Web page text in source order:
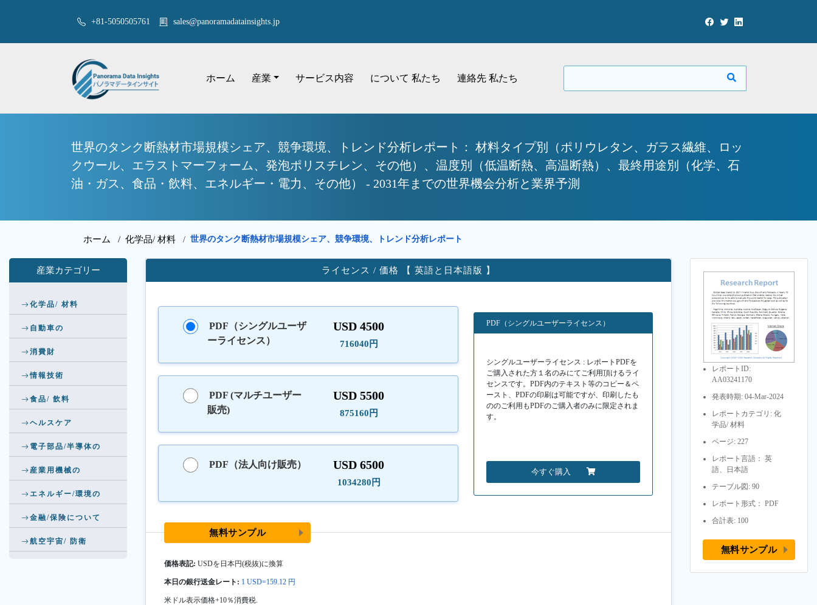
+81-5050505761 sales@panoramadatainsights.jp
ホーム 産業 サービス内容 について 私たち 連絡先 私たち
世界のタンク断熱材市場規模シェア、競争環境、トレンド分析レポート： 材料タイプ別（ポリウレタン、ガラス繊維、ロッ
クウール、エラストマーフォーム、発泡ポリスチレン、その他）、温度別（低温断熱、高温断熱）、最終用途別（化学、石
油・ガス、食品・飲料、エネルギー・電力、その他） - 2031年までの世界機会分析と業界予測
ホーム / 化学品/ 材料 / 世界のタンク断熱材市場規模シェア、競争環境、トレンド分析レポート
産業カテゴリー
化学品/ 材料
自動車の
消費財
情報技術
食品/ 飲料
ヘルスケア
電子部品/半導体の
産業用機械の
エネルギー/環境の
金融/保険について
航空宇宙/ 防衛
ライセンス / 価格 【 英語と日本語版 】
PDF（シングルユーザ
ーライセンス）
USD 4500
716040円
PDF (マルチユーザー
販売)
USD 5500
875160円
PDF（法人向け販売） USD 6500
1034280円
PDF（シングルユーザーライセンス）
シングルユーザーライセンス : レポートPDFを
ご購入された方１名のみにてご利用頂けるライ
センスです。PDF内のテキスト等のコピー＆ペ
ースト、PDFの印刷は可能ですが、印刷したも
ののご利用もPDFのご購入者のみに限定されま
す。
今すぐ購入
無料サンプル
価格表記: USDを日本円(税抜)に換算
本日の銀行送金レート: 1 USD=159.12 円
米ドル表示価格+10％消費税.
レポートID:
AA03241170
発表時期: 04-Mar-2024
レポートカテゴリ: 化
学品/ 材料
ページ: 227
レポート言語： 英
語、日本語
テーブル図: 90
レポート形式： PDF
合計表: 100
無料サンプル